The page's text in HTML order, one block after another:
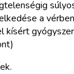
a
kísért